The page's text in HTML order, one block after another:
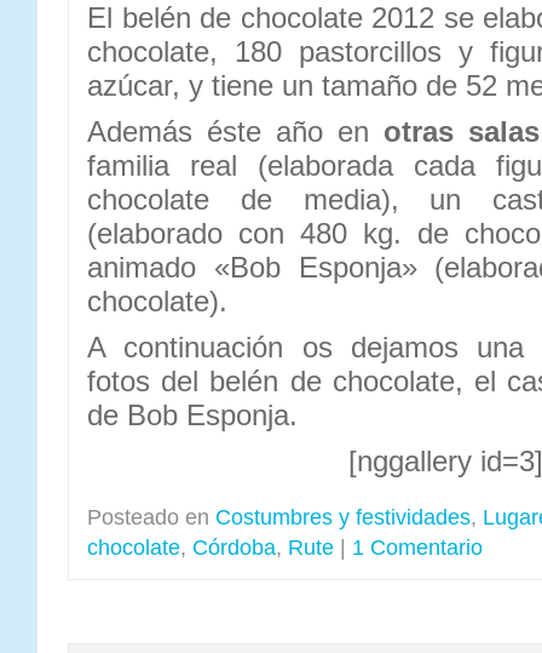
El belén de chocolate 2012 se
chocolate, 180 pastorcillos y
azúcar, y tiene un tamaño de 52
Además éste año en otras salas
familia real (elaborada cada
chocolate de media), un
(elaborado con 480 kg. de
animado «Bob Esponja»
chocolate).
A continuación os dejamos una
fotos del belén de chocolate, el
de Bob Esponja.
[nggallery
Posteado en Costumbres y festividades,
chocolate, Córdoba, Rute 1 Comentario